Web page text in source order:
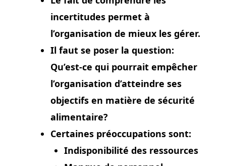
incertitudes permet à
l’organisation de mieux les gérer.
Il faut se poser la question:
Qu’est-ce qui pourrait empêcher
l’organisation d’atteindre ses
objectifs en matière de sécurité
alimentaire?
Certaines préoccupations sont:
Indisponibilité des ressources